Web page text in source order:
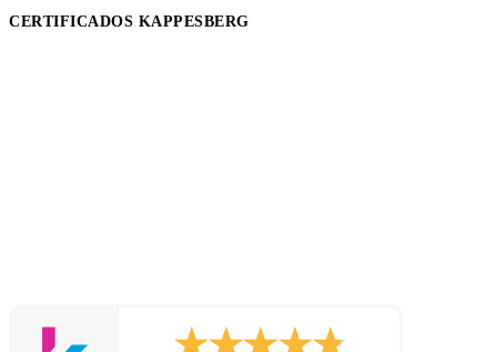
CERTIFICADOS KAPPESBERG